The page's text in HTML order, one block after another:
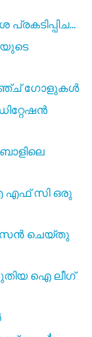
പ്രകടിപ്പിച...
ഗോളുകൾ
എഫ് സി ഒരു
സൈൻ ചെയ്തു
ഐ ലീഗ്